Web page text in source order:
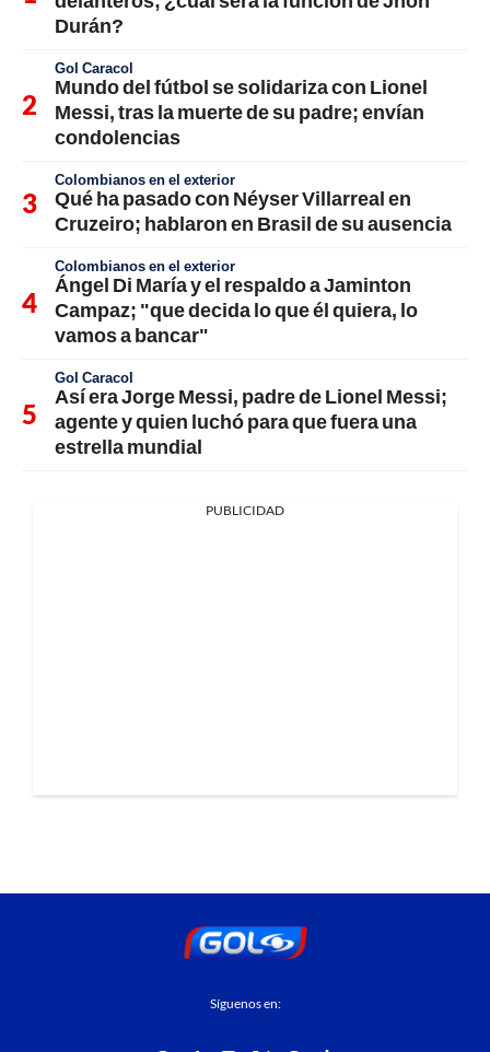
Durán?
Gol Caracol
Mundo del fútbol se solidariza con Lionel
Messi, tras la muerte de su padre; envían
condolencias
Colombianos en el exterior
Qué ha pasado con Néyser Villarreal en
Cruzeiro; hablaron en Brasil de su ausencia
Colombianos en el exterior
Ángel Di María y el respaldo a Jaminton
Campaz; "que decida lo que él quiera, lo
vamos a bancar"
Gol Caracol
Así era Jorge Messi, padre de Lionel Messi;
agente y quien luchó para que fuera una
estrella mundial
PUBLICIDAD
Síguenos en: